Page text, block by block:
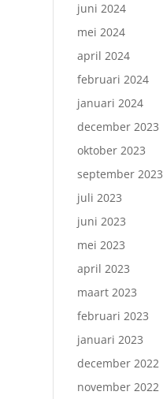
juni 2024
mei 2024
april 2024
februari 2024
januari 2024
december 2023
oktober 2023
september 2023
juli 2023
juni 2023
mei 2023
april 2023
maart 2023
februari 2023
januari 2023
december 2022
november 2022